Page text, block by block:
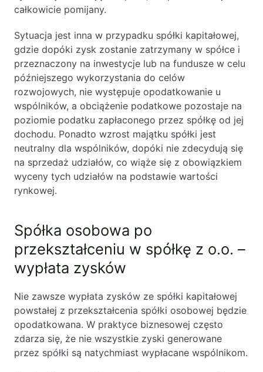
całkowicie pomijany.
Sytuacja jest inna w przypadku spółki kapitałowej,
gdzie dopóki zysk zostanie zatrzymany w spółce i
przeznaczony na inwestycje lub na fundusze w celu
późniejszego wykorzystania do celów
rozwojowych, nie występuje opodatkowanie u
wspólników, a obciążenie podatkowe pozostaje na
poziomie podatku zapłaconego przez spółkę od jej
dochodu. Ponadto wzrost majątku spółki jest
neutralny dla wspólników, dopóki nie zdecydują się
na sprzedaż udziałów, co wiąże się z obowiązkiem
wyceny tych udziałów na podstawie wartości
rynkowej.
Spółka osobowa po
przekształceniu w spółkę z o.o. –
wypłata zysków
Nie zawsze wypłata zysków ze spółki kapitałowej
powstałej z przekształcenia spółki osobowej będzie
opodatkowana. W praktyce biznesowej często
zdarza się, że nie wszystkie zyski generowane
przez spółki są natychmiast wypłacane wspólnikom.